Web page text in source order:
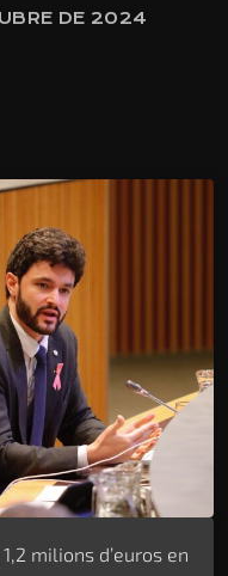
DE 2024
milions d’euros en